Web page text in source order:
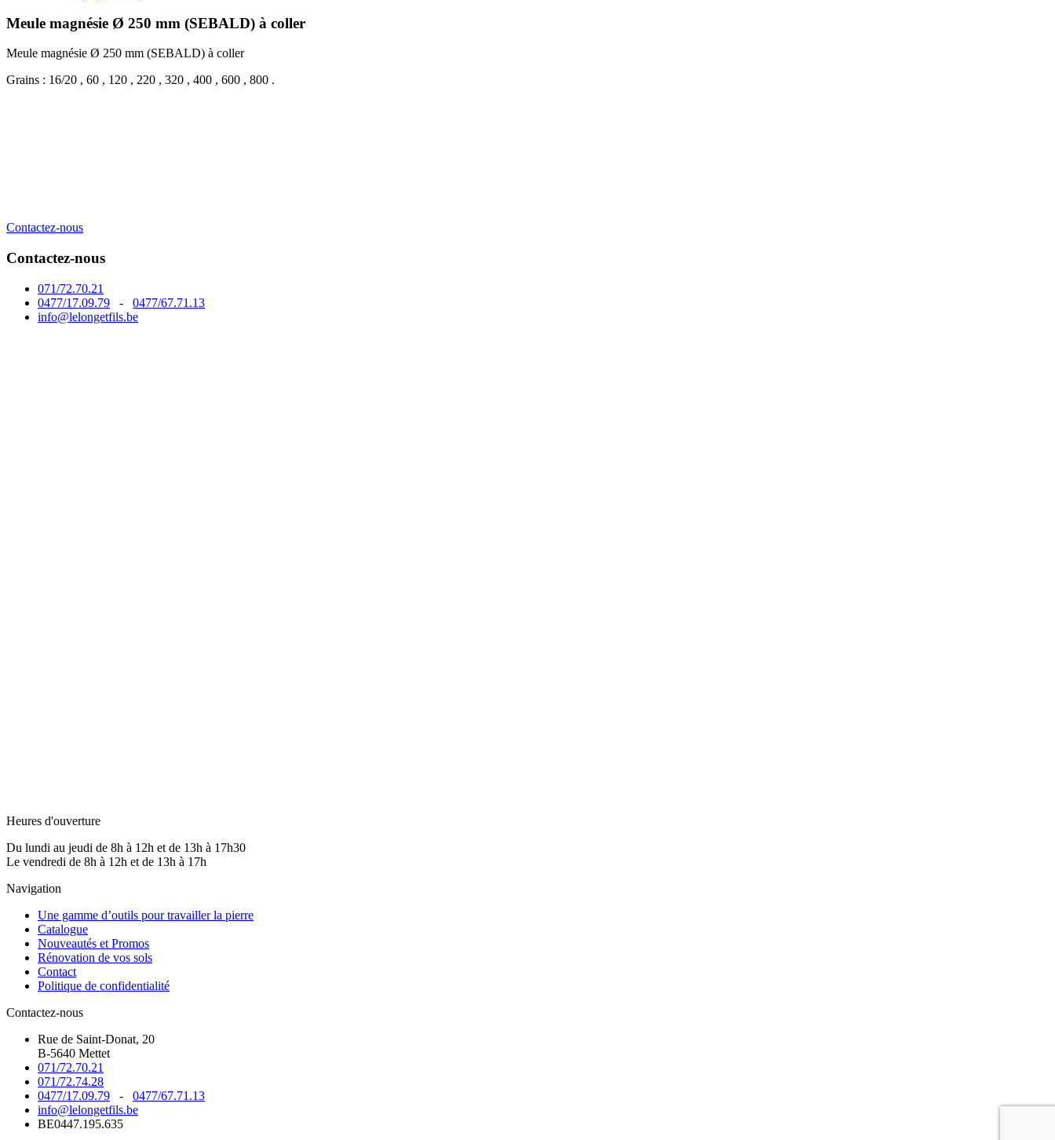
Meule magnésie Ø 250 mm (SEBALD) à coller
Meule magnésie Ø 250 mm (SEBALD) à coller
Grains : 16/20 , 60 , 120 , 220 , 320 , 400 , 600 , 800 .
Contactez-nous
Contactez-nous
071/72.70.21
0477/17.09.79 - 0477/67.71.13
info@lelongetfils.be
Heures d'ouverture
Du lundi au jeudi de 8h à 12h et de 13h à 17h30
Le vendredi de 8h à 12h et de 13h à 17h
Navigation
Une gamme d’outils pour travailler la pierre
Catalogue
Nouveautés et Promos
Rénovation de vos sols
Contact
Politique de confidentialité
Contactez-nous
Rue de Saint-Donat, 20
B-5640 Mettet
071/72.70.21
071/72.74.28
0477/17.09.79 - 0477/67.71.13
info@lelongetfils.be
BE0447.195.635